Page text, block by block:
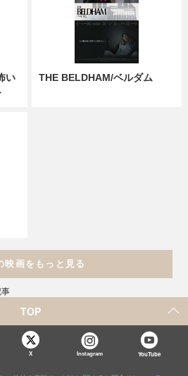
い
THE BELDHAM/ベルダム
映画をもっと見る
TOP
X Instagram YouTube